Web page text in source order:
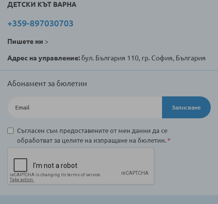
ДЕТСКИ КЪТ ВАРНА
+359-897030703
Пишете ни >
Адрес на управление:бул. България 110, гр. София, България
Абонамент за бюлетин
Записване
Съгласен съм предоставените от мен данни да се
обработват за целите на изпращане на бюлетин.